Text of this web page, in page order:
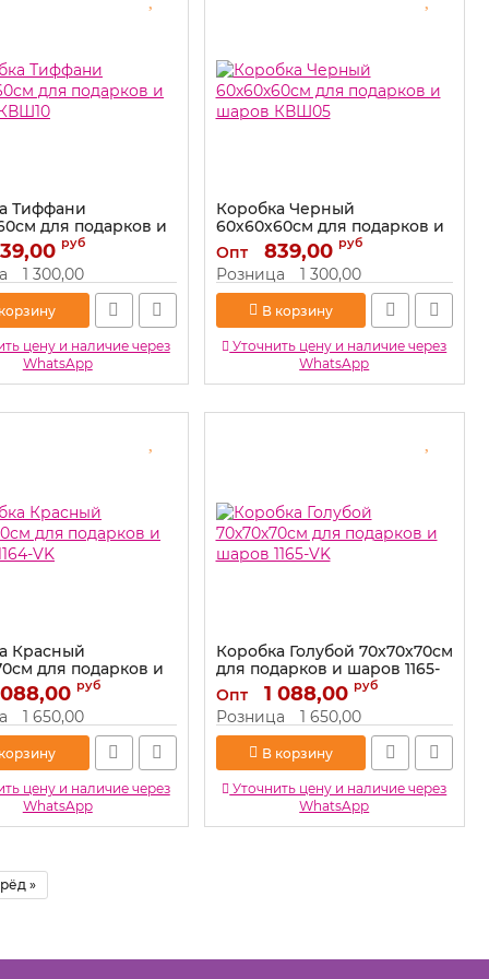
Тиффани
для подарков и
руб
1 300,00
цену и наличие через
WhatsApp
Коробка Черный
60х60х60см для подарков и
шаров КВШ05
Артикул: КВШ05
Опт 839,00 руб
Розница 1 300,00
В корзину
Уточнить цену и наличие через
WhatsApp
Красный
для подарков и
VK
VK
088,00 руб
1 650,00
цену и наличие через
WhatsApp
Коробка Голубой 70х70х70см
для подарков и шаров 1165-
VK
Артикул: 1165-VK
Опт 1 088,00 руб
Розница 1 650,00
В корзину
Уточнить цену и наличие через
WhatsApp
»